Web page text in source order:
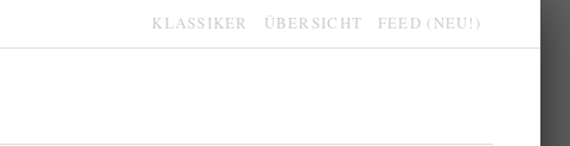
FEED (NEU!)
ÜBERSICHT
KLASSIKER